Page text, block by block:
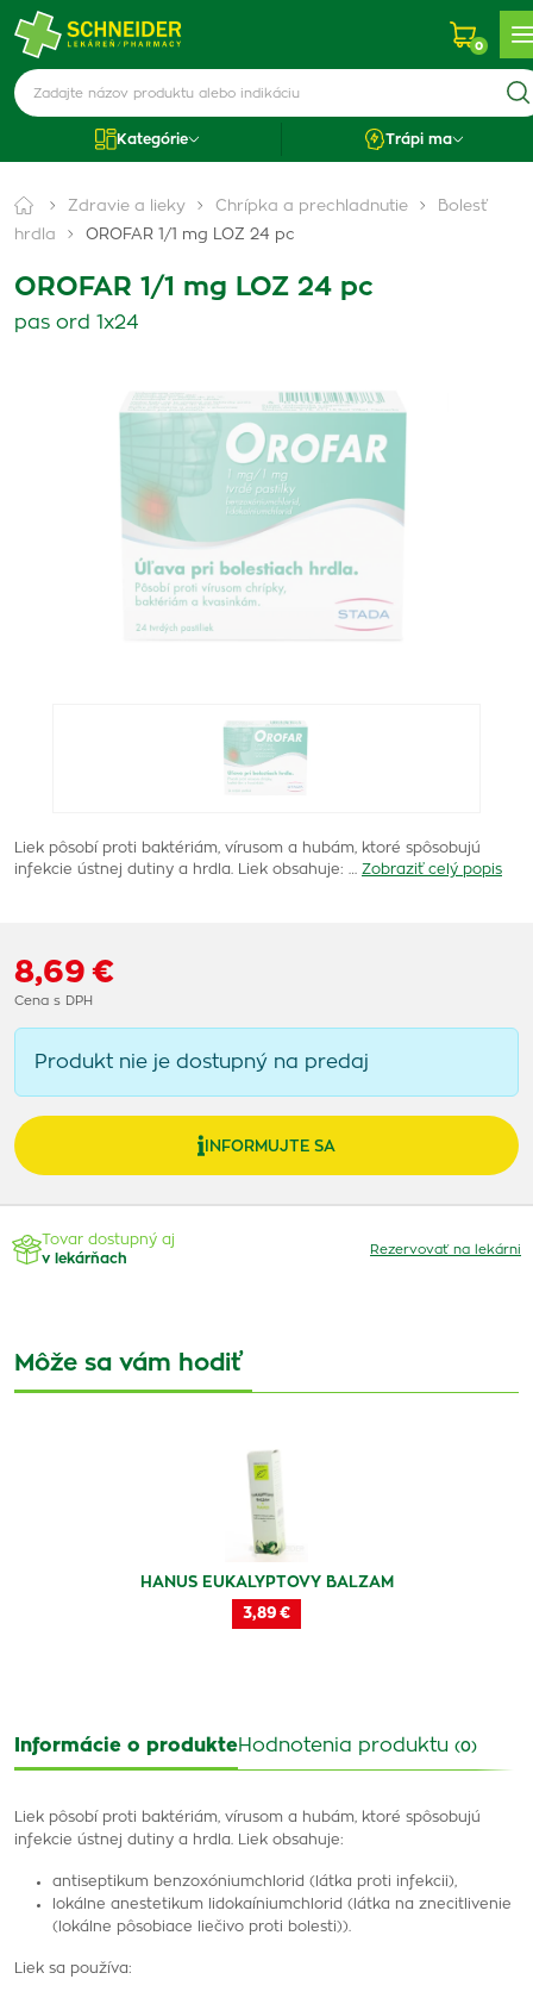
0
Kategórie Trápi ma
Zdravie a lieky Chrípka a prechladnutie
Bolesť
hrdla
OROFAR 1/1 mg LOZ 24 pc
OROFAR 1/1 mg LOZ 24 pc
pas ord 1x24
Liek pôsobí proti baktériám, vírusom a hubám, ktoré spôsobujú
infekcie ústnej dutiny a hrdla. Liek obsahuje: …
Zobraziť celý popis
8,69 €
Cena s DPH
Produkt nie je dostupný na predaj
INFORMUJTE SA
Tovar dostupný aj
v lekárňach
Rezervovať na lekárni
Môže sa vám hodiť
HANUS EUKALYPTOVY BALZAM
3,89 €
Informácie o produkteHodnotenia produktu (0)
Liek pôsobí proti baktériám, vírusom a hubám, ktoré spôsobujú
infekcie ústnej dutiny a hrdla. Liek obsahuje:
antiseptikum benzoxóniumchlorid (látka proti infekcii),
lokálne anestetikum lidokaíniumchlorid (látka na znecitlivenie
(lokálne pôsobiace liečivo proti bolesti)).
Liek sa používa: